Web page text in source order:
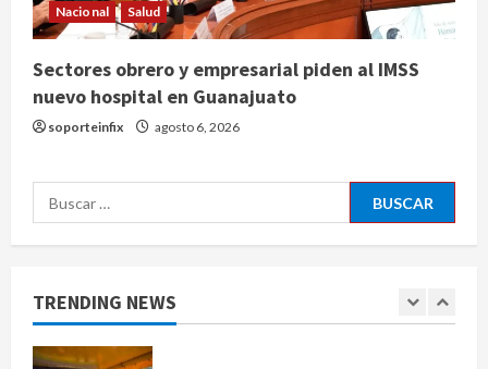
Nacional Salud
Sectores obrero y empresarial piden al IMSS
nuevo hospital en Guanajuato
soporteinfix agosto 6, 2026
Buscar:
TRENDING NEWS
5
Sheinbaum confirma que el papa
León XIV no visitará México en su
gira por América Latina
agosto 6, 2026
millonarias por uso no consentido
Publican artículo sobre adaptar la
vida social a la de los hijos